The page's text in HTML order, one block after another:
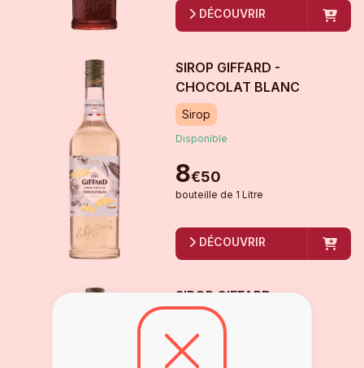
DÉCOUVRIR
SIROP GIFFARD -
CHOCOLAT BLANC
Sirop
Disponible
8€50
bouteille de 1 Litre
DÉCOUVRIR
SIROP GIFFARD -
CHOCOLAT NOIR
Sirop